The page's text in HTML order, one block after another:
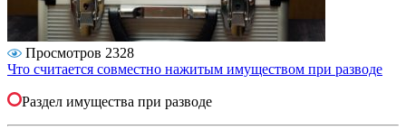
Просмотров 2328
Что считается совместно нажитым имуществом при разводе
Раздел имущества при разводе